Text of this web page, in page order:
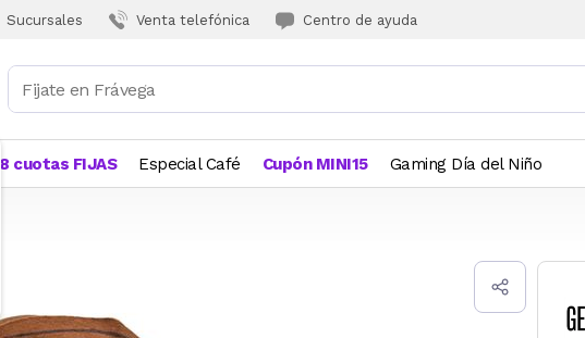
Sucursales Venta telefónica Centro de ayuda
18 cuotas FIJAS Especial Café Cupón MINI15 Gaming Día del Niño